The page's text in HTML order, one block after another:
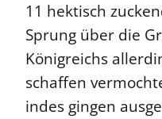
11 hektisch
Sprung über die
Königreichs
schaffen
indes gingen